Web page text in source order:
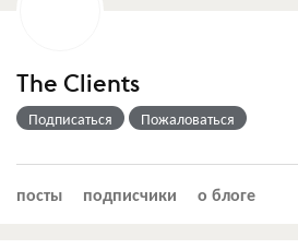
The Clients
Подписаться Пожаловаться
посты подписчики о блоге